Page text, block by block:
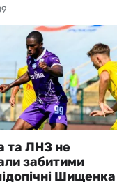
та ЛНЗ не
забитими
Шищенка